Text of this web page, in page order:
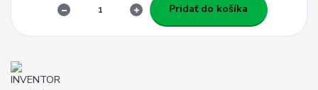
Pridať do košíka